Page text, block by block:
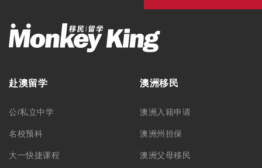
赴澳留学
公/私立中学
名校预科
大一快捷课程
澳洲移民
澳洲入籍申请
澳洲州担保
澳洲父母移民